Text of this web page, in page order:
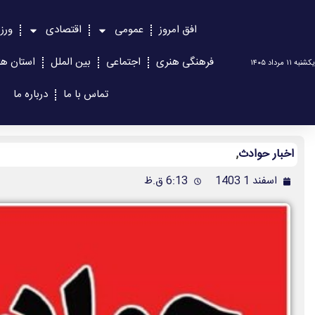
یکشنبه ۱۱ مرداد ۱۴۰۵
افق امروز عمومی اقتصادی
فرهنگی هنری
اجتماعی بین الملل
استان
تماس با ما
درباره ما
اخبار حوادث,
اسفند 1 1403 6:13 ق.ظ